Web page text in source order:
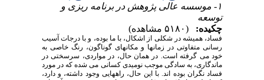
۱- موسسه عالی پژوهش در برنامه ریزی و
توسعه
چکیده:
(۵۱۸۰ مشاهده)
فساد، همیشه در شکلی از اشکال، با ما بوده، و با درجات آسیب
رسانی متفاوتی در زمانها و مکانهای گوناگون، رنگ خاصی به
خود می گرفته است. در همان حال، در مواردی، سرسختی در
ماندگاری، به سادگی موجب نومیدی کسانی می شده که در مورد
فساد نگران بوده اند. با این حال، راههایی وجود داشته، و دارد،